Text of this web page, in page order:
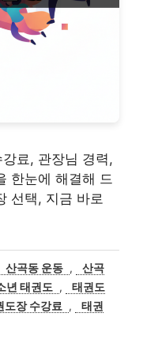
료, 관장님 경력,
한눈에 해결해 드
선택, 지금 바로
산곡동 운동 ,
산곡
년 태권도 ,
태권도
도장 수강료 ,
태권